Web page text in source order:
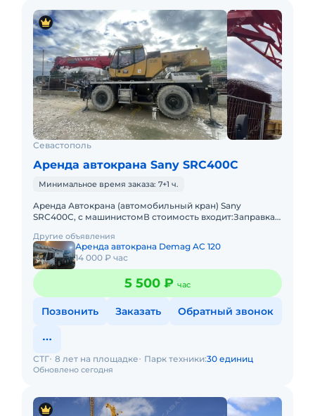
Севастополь
Аренда автокрана Sany SRC400C
Минимальное время заказа: 7+1 ч.
Apeнда Автокрана (автомобильный кран) Sany
SRC400C, с машинистомВ стоимость входит:Заправка
необходимыми документами и
Другие объявления
Аренда автокрана Demag AC 120
14 000 ₽ час
5 500 ₽ час
Позвонить Заказать Обратный звонок
Обновлено сегодня
СТГ 8 лет на площадке Парк техники:30 единиц